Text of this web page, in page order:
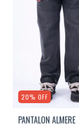
20% OFF
PANTALON ALMERE